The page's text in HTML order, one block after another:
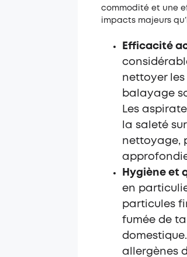
commodité et une
impacts majeurs
Efficacité
nettoyer
balayage
Les
la saleté
nettoyage,
Hygiène et
en
particules
fumée de
allergènes